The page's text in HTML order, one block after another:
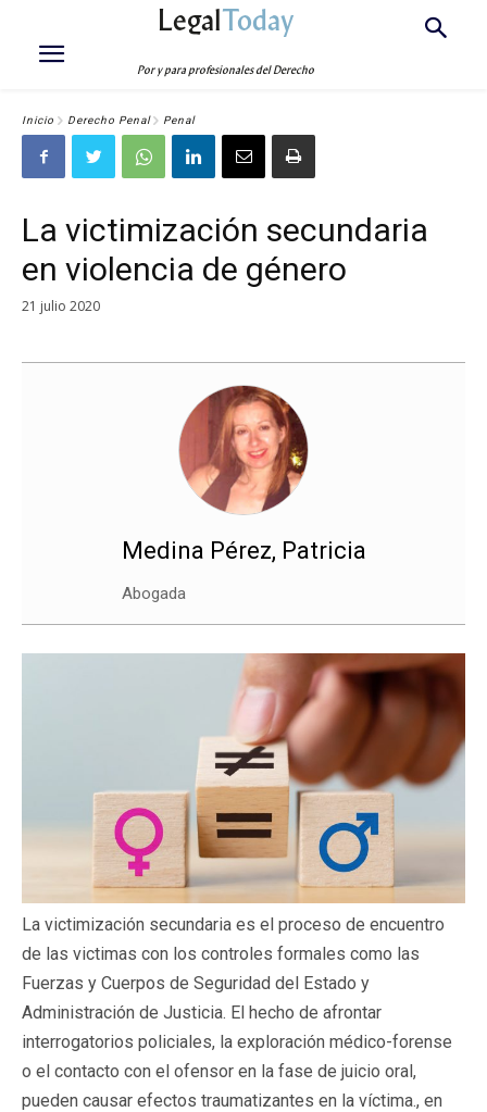
LegalToday
Por y para profesionales del Derecho
Inicio Derecho Penal Penal
La victimización secundaria
en violencia de género
21 julio 2020
Medina Pérez, Patricia
Abogada
La victimización secundaria es el proceso de encuentro
de las victimas con los controles formales como las
Fuerzas y Cuerpos de Seguridad del Estado y
Administración de Justicia. El hecho de afrontar
interrogatorios policiales, la exploración médico-forense
o el contacto con el ofensor en la fase de juicio oral,
pueden causar efectos traumatizantes en la víctima., en